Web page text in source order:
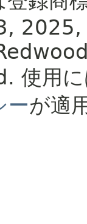
2025,
使用
ーが適